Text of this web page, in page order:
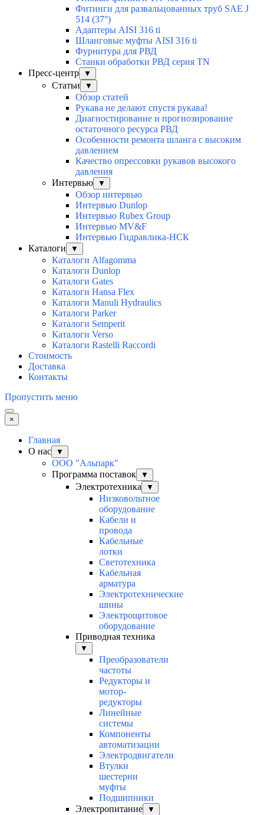
Фитинги для развальцованных труб SAE J
514 (37°)
Адаптеры AISI 316 ti
Шланговые муфты AISI 316 ti
Фурнитура для РВД
Станки обработки РВД серия TN
Пресс-центр
▼
Статьи ▼
Обзор статей
Рукава не делают спустя рукава!
Диагностирование и прогнозирование
остаточного ресурса РВД
Особенности ремонта шланга с высоким
давлением
Качество опрессовки рукавов высокого
давления
Интервью
▼
Обзор интервью
Интервью Dunlop
Интервью Rubex Group
Интервью MV&F
Интервью Гидравлика-НСК
Каталоги
▼
Каталоги Alfagomma
Каталоги Dunlop
Каталоги Gates
Каталоги Hansa Flex
Каталоги Manuli Hydraulics
Каталоги Parker
Каталоги Semperit
Каталоги Verso
Каталоги Rastelli Raccordi
Стоимость
Доставка
Контакты
Пропустить меню
×
Главная
О нас
▼
ООО "Альпарк"
Программа поставок
▼
Электротехника ▼
Низковольтное
оборудование
Кабели и
провода
Кабельные
лотки
Светотехника
Кабельная
арматура
Электротехнические
шины
Электрощитовое
оборудование
Приводная техника
▼
Преобразователи
частоты
Редукторы и
мотор-
редукторы
Линейные
системы
Компоненты
автоматизации
Электродвигатели
Втулки
шестерни
муфты
Подшипники
Электропитание
▼